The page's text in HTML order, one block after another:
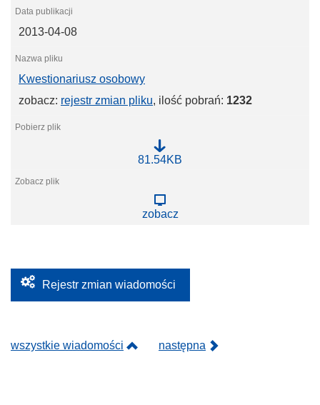
o
n
k
r
s
i
e
2013-04-08
Kwestionariusz osobowy
zobacz: rejestr zmian pliku, ilość pobrań: 1232
e
u
o
b
81.54KB
zobacz
Rejestr zmian wiadomości
wszystkie wiadomości następna